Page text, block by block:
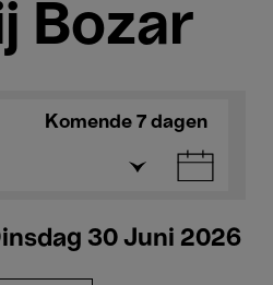
Bozar
Komende 7 dagen
30 Juni 2026